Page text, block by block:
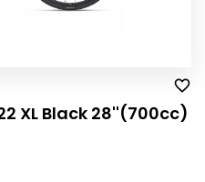
XL Black 28''(700cc)